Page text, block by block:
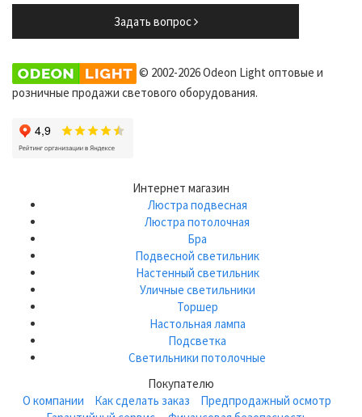
Задать вопрос
© 2002-2026 Odeon Light оптовые и
розничные продажи светового оборудования.
Интернет магазин
Люстра подвесная
Люстра потолочная
Бра
Подвесной светильник
Настенный светильник
Уличные светильники
Торшер
Настольная лампа
Подсветка
Светильники потолочные
Покупателю
О компании
Как сделать заказ
Предпродажный осмотр